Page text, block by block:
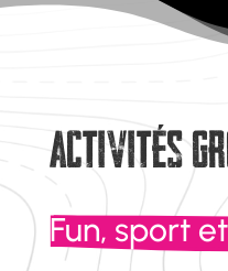
Activités
Fun, sport